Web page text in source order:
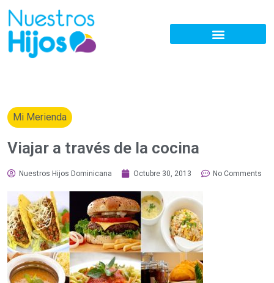
Mi Merienda
Viajar a través de la cocina
Nuestros Hijos Dominicana Octubre 30, 2013 No Comments